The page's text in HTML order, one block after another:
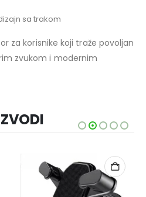
sa trakom
za korisnike koji traže povoljan
zvukom i modernim